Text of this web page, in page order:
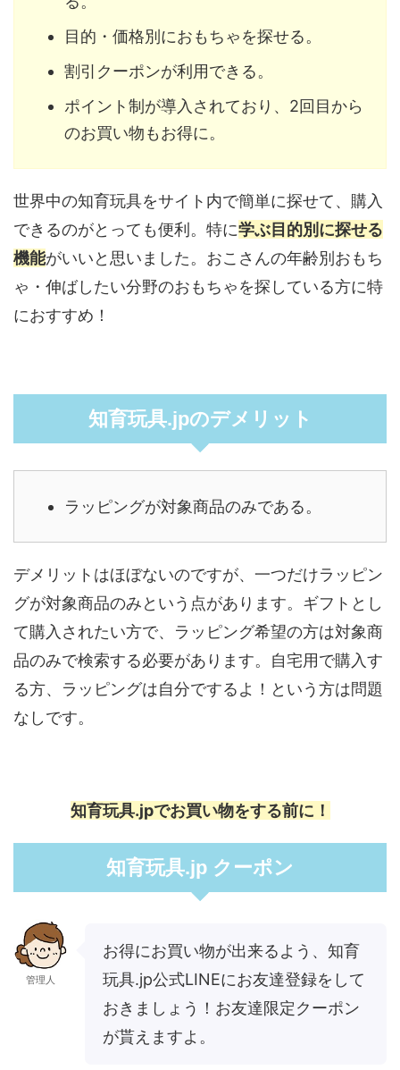
目的・価格別におもちゃを探せる。
割引クーポンが利用できる。
ポイント制が導入されており、2回目から
のお買い物もお得に。
世界中の知育玩具をサイト内で簡単に探せて、購入
できるのがとっても便利。特に学ぶ目的別に探せる
機能がいいと思いました。おこさんの年齢別おもち
ゃ・伸ばしたい分野のおもちゃを探している方に特
におすすめ！
知育玩具.jpのデメリット
ラッピングが対象商品のみである。
デメリットはほぼないのですが、一つだけラッピン
グが対象商品のみという点があります。ギフトとし
て購入されたい方で、ラッピング希望の方は対象商
品のみで検索する必要があります。自宅用で購入す
る方、ラッピングは自分でするよ！という方は問題
なしです。
知育玩具.jpでお買い物をする前に！
知育玩具.jp クーポン
管理人
お得にお買い物が出来るよう、知育
玩具.jp公式LINEにお友達登録をして
おきましょう！お友達限定クーポン
が貰えますよ。